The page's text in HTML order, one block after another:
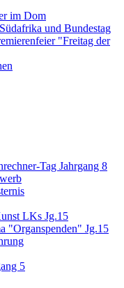
im Dom
und Bundestag
"Freitag der
Tag Jahrgang 8
LKs Jg.15
"Organspenden" Jg.15
5